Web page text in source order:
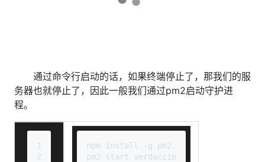
通过命令行启动的话，如果终端停止了，那我们的服
务器也就停止了，因此一般我们通过pm2启动守护进
程。
1
2
npm install -g pm2
pm2 start verdaccio